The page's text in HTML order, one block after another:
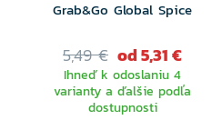
Grab&Go Global Spice
5,49 € od 5,31 €
Ihneď k odoslaniu 4
varianty a ďalšie podľa
dostupnosti